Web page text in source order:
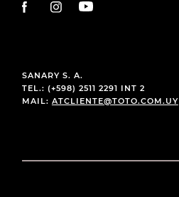
SANARY S. A.
TEL.: (+598) 2511 2291 INT 2
MAIL: ATCLIENTE@TOTO.COM.UY